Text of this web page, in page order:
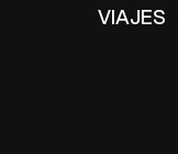
VIAJES